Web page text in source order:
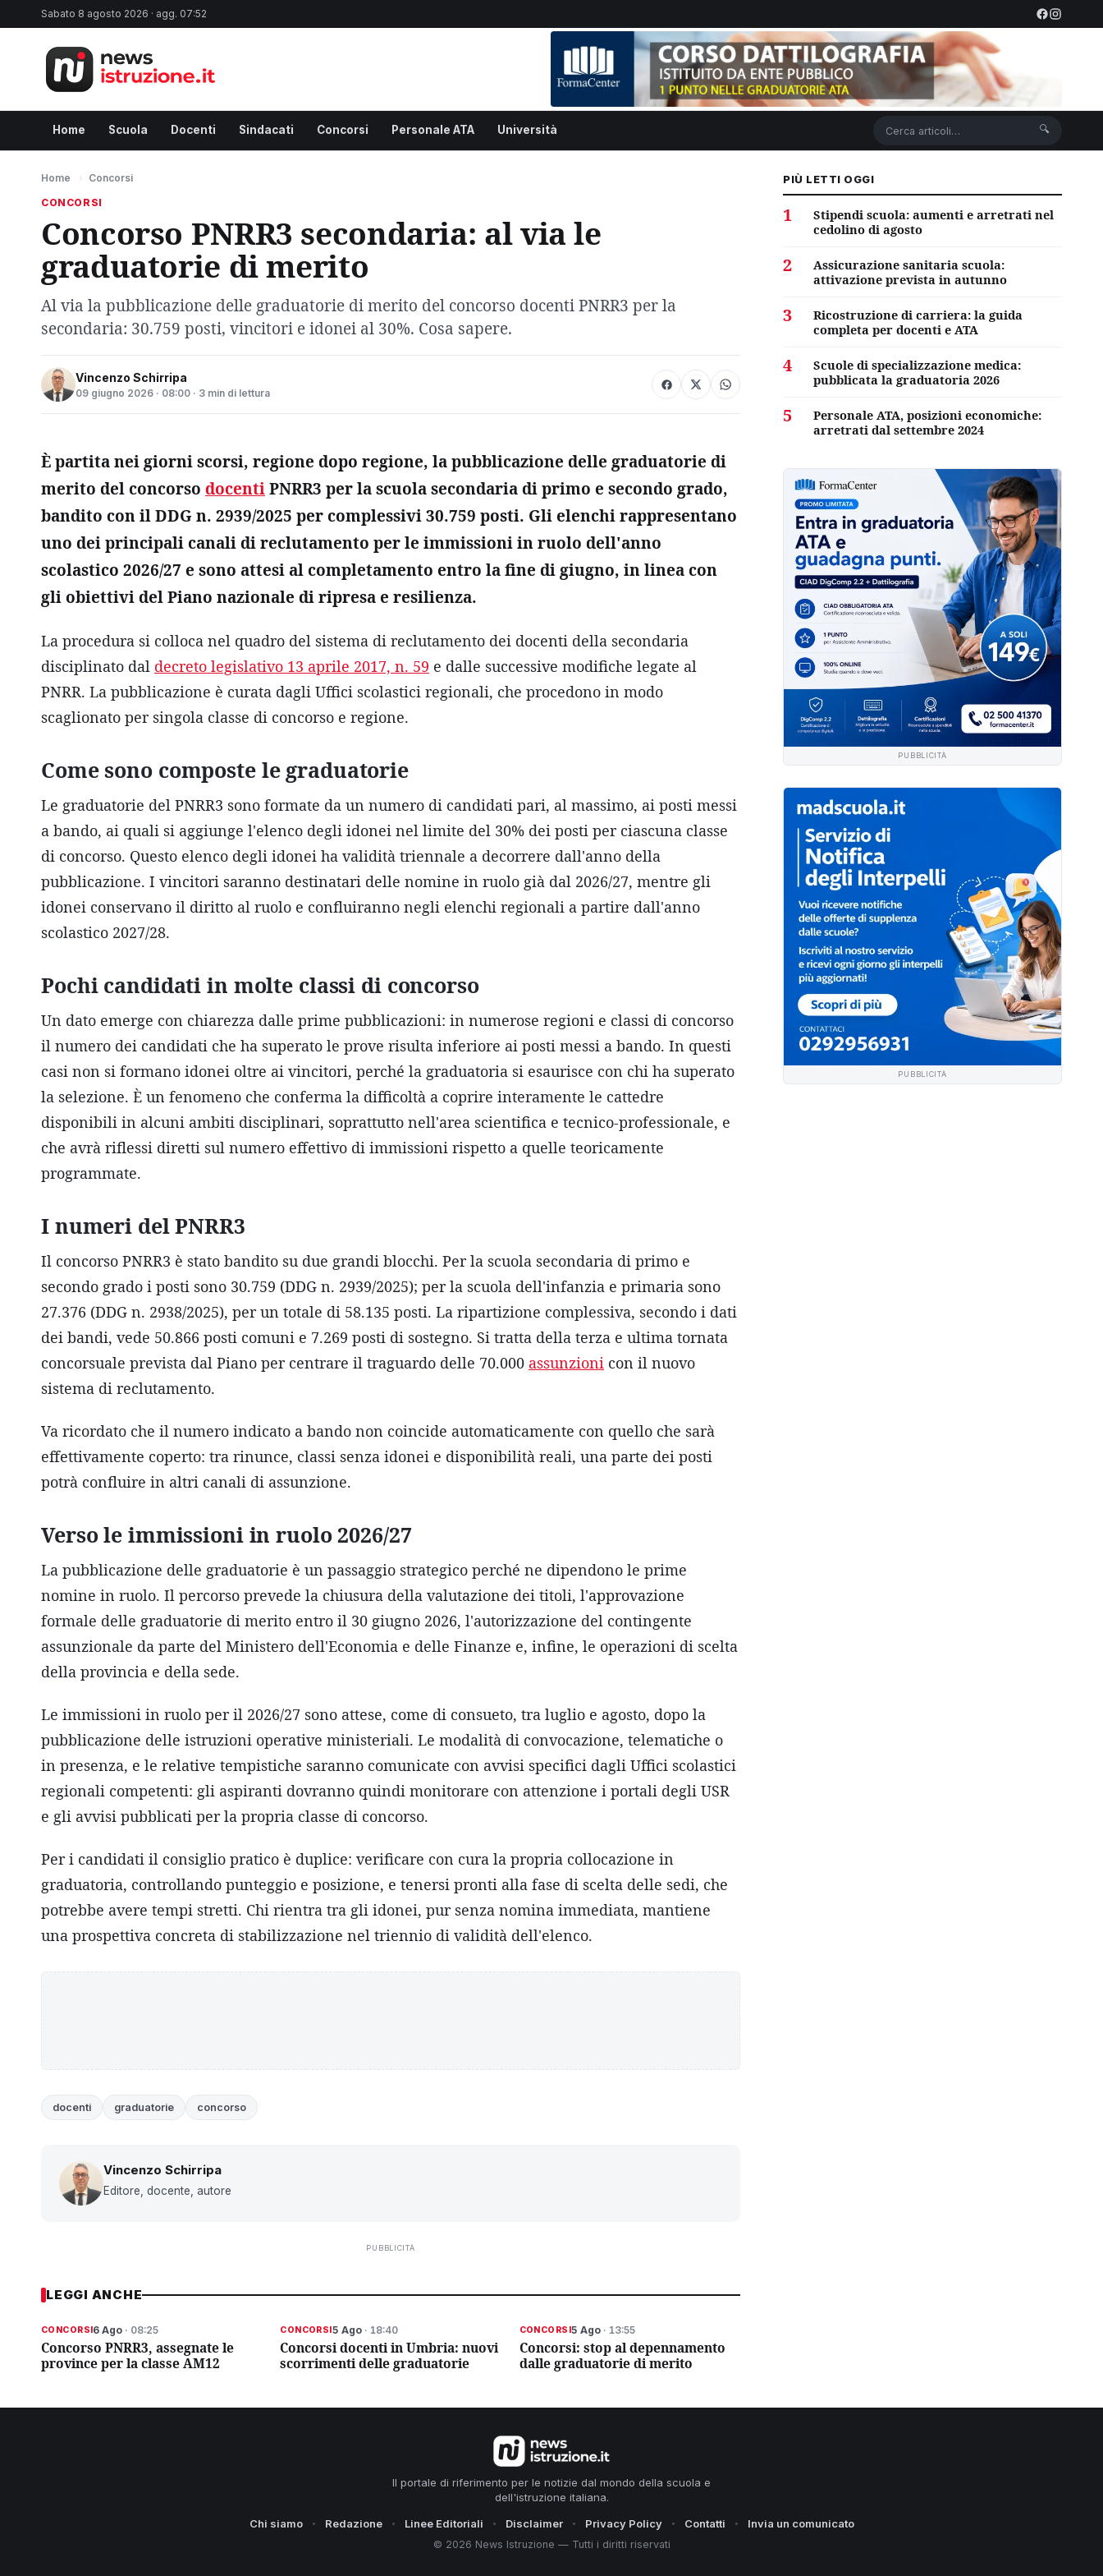
Sabato 8 agosto 2026 · agg. 07:52
Home Scuola Docenti Sindacati Concorsi Personale ATA Università 🔍
Home › Concorsi
CONCORSI
Concorso PNRR3 secondaria: al via le
graduatorie di merito
Al via la pubblicazione delle graduatorie di merito del concorso docenti PNRR3 per la
secondaria: 30.759 posti, vincitori e idonei al 30%. Cosa sapere.
Vincenzo Schirripa
09 giugno 2026 · 08:00 · 3 min di lettura
È partita nei giorni scorsi, regione dopo regione, la pubblicazione delle graduatorie di
merito del concorso docentiPNRR3 per la scuola secondaria di primo e secondo grado,
bandito con il DDG n. 2939/2025 per complessivi 30.759 posti. Gli elenchi rappresentano
uno dei principali canali di reclutamento per le immissioni in ruolo dell'anno
scolastico 2026/27 e sono attesi al completamento entro la fine di giugno, in linea con
gli obiettivi del Piano nazionale di ripresa e resilienza.
La procedura si colloca nel quadro del sistema di reclutamento dei docenti della secondaria
disciplinato dal decreto legislativo 13 aprile 2017, n. 59 e dalle successive modifiche legate al
PNRR. La pubblicazione è curata dagli Uffici scolastici regionali, che procedono in modo
scaglionato per singola classe di concorso e regione.
Come sono composte le graduatorie
Le graduatorie del PNRR3 sono formate da un numero di candidati pari, al massimo, ai posti messi
a bando, ai quali si aggiunge l'elenco degli idonei nel limite del 30% dei posti per ciascuna classe
di concorso. Questo elenco degli idonei ha validità triennale a decorrere dall'anno della
pubblicazione. I vincitori saranno destinatari delle nomine in ruolo già dal 2026/27, mentre gli
idonei conservano il diritto al ruolo e confluiranno negli elenchi regionali a partire dall'anno
scolastico 2027/28.
Pochi candidati in molte classi di concorso
Un dato emerge con chiarezza dalle prime pubblicazioni: in numerose regioni e classi di concorso
il numero dei candidati che ha superato le prove risulta inferiore ai posti messi a bando. In questi
casi non si formano idonei oltre ai vincitori, perché la graduatoria si esaurisce con chi ha superato
la selezione. È un fenomeno che conferma la difficoltà a coprire interamente le cattedre
disponibili in alcuni ambiti disciplinari, soprattutto nell'area scientifica e tecnico-professionale, e
che avrà riflessi diretti sul numero effettivo di immissioni rispetto a quelle teoricamente
programmate.
I numeri del PNRR3
Il concorso PNRR3 è stato bandito su due grandi blocchi. Per la scuola secondaria di primo e
secondo grado i posti sono 30.759 (DDG n. 2939/2025); per la scuola dell'infanzia e primaria sono
27.376 (DDG n. 2938/2025), per un totale di 58.135 posti. La ripartizione complessiva, secondo i dati
dei bandi, vede 50.866 posti comuni e 7.269 posti di sostegno. Si tratta della terza e ultima tornata
concorsuale prevista dal Piano per centrare il traguardo delle 70.000 assunzioni con il nuovo
sistema di reclutamento.
Va ricordato che il numero indicato a bando non coincide automaticamente con quello che sarà
effettivamente coperto: tra rinunce, classi senza idonei e disponibilità reali, una parte dei posti
potrà confluire in altri canali di assunzione.
Verso le immissioni in ruolo 2026/27
La pubblicazione delle graduatorie è un passaggio strategico perché ne dipendono le prime
nomine in ruolo. Il percorso prevede la chiusura della valutazione dei titoli, l'approvazione
formale delle graduatorie di merito entro il 30 giugno 2026, l'autorizzazione del contingente
assunzionale da parte del Ministero dell'Economia e delle Finanze e, infine, le operazioni di scelta
della provincia e della sede.
Le immissioni in ruolo per il 2026/27 sono attese, come di consueto, tra luglio e agosto, dopo la
pubblicazione delle istruzioni operative ministeriali. Le modalità di convocazione, telematiche o
in presenza, e le relative tempistiche saranno comunicate con avvisi specifici dagli Uffici scolastici
regionali competenti: gli aspiranti dovranno quindi monitorare con attenzione i portali degli USR
e gli avvisi pubblicati per la propria classe di concorso.
Per i candidati il consiglio pratico è duplice: verificare con cura la propria collocazione in
graduatoria, controllando punteggio e posizione, e tenersi pronti alla fase di scelta delle sedi, che
potrebbe avere tempi stretti. Chi rientra tra gli idonei, pur senza nomina immediata, mantiene
una prospettiva concreta di stabilizzazione nel triennio di validità dell'elenco.
docenti graduatorie concorso
Vincenzo Schirripa
Editore, docente, autore
PUBBLICITÀ
LEGGI ANCHE
CONCORSI6 Ago · 08:25
Concorso PNRR3, assegnate le
province per la classe AM12
CONCORSI5 Ago· 18:40
Concorsi docenti in Umbria: nuovi
scorrimenti delle graduatorie
CONCORSI5 Ago · 13:55
Concorsi: stop al depennamento
dalle graduatorie di merito
PIÙ LETTI OGGI
1
Stipendi scuola: aumenti e arretrati nel
cedolino di agosto
2
Assicurazione sanitaria scuola:
attivazione prevista in autunno
3
Ricostruzione di carriera: la guida
completa per docenti e ATA
4
Scuole di specializzazione medica:
pubblicata la graduatoria 2026
5
Personale ATA, posizioni economiche:
arretrati dal settembre 2024
PUBBLICITÀ
PUBBLICITÀ
Il portale di riferimento per le notizie dal mondo della scuola e
dell'istruzione italiana.
Chi siamo
Redazione Linee Editoriali Disclaimer Privacy Policy Contatti Invia un comunicato
© 2026 News Istruzione — Tutti i diritti riservati